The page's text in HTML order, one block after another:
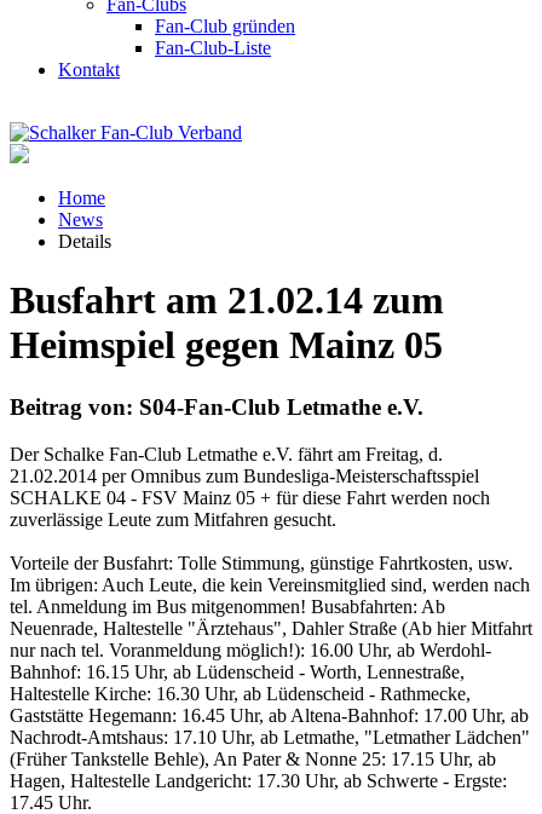
Fan-Clubs
Fan-Club gründen
Fan-Club-Liste
Kontakt
Home
News
Details
Busfahrt am 21.02.14 zum
Heimspiel gegen Mainz 05
Beitrag von: S04-Fan-Club Letmathe e.V.
Der Schalke Fan-Club Letmathe e.V. fährt am Freitag, d.
21.02.2014 per Omnibus zum Bundesliga-Meisterschaftsspiel
SCHALKE 04 - FSV Mainz 05 + für diese Fahrt werden noch
zuverlässige Leute zum Mitfahren gesucht.
Vorteile der Busfahrt: Tolle Stimmung, günstige Fahrtkosten, usw.
Im übrigen: Auch Leute, die kein Vereinsmitglied sind, werden nach
tel. Anmeldung im Bus mitgenommen! Busabfahrten: Ab
Neuenrade, Haltestelle "Ärztehaus", Dahler Straße (Ab hier Mitfahrt
nur nach tel. Voranmeldung möglich!): 16.00 Uhr, ab Werdohl-
Bahnhof: 16.15 Uhr, ab Lüdenscheid - Worth, Lennestraße,
Haltestelle Kirche: 16.30 Uhr, ab Lüdenscheid - Rathmecke,
Gaststätte Hegemann: 16.45 Uhr, ab Altena-Bahnhof: 17.00 Uhr, ab
Nachrodt-Amtshaus: 17.10 Uhr, ab Letmathe, "Letmather Lädchen"
(Früher Tankstelle Behle), An Pater & Nonne 25: 17.15 Uhr, ab
Hagen, Haltestelle Landgericht: 17.30 Uhr, ab Schwerte - Ergste:
17.45 Uhr.